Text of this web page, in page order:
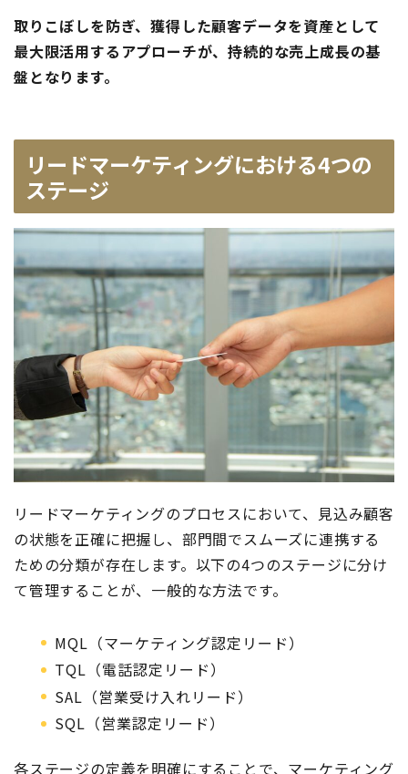
取りこぼしを防ぎ、獲得した顧客データを資産として
最大限活用するアプローチが、持続的な売上成長の基
盤となります。
リードマーケティングにおける4つの
ステージ
リードマーケティングのプロセスにおいて、見込み顧客
の状態を正確に把握し、部門間でスムーズに連携する
ための分類が存在します。以下の4つのステージに分け
て管理することが、一般的な方法です。
MQL（マーケティング認定リード）
TQL（電話認定リード）
SAL（営業受け入れリード）
SQL（営業認定リード）
各ステージの定義を明確にすることで、マーケティング